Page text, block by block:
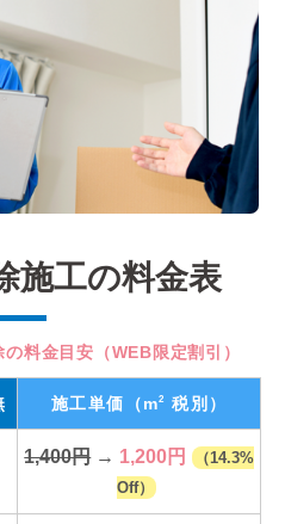
施工の料金表
料金目安（WEB限定割引）
施工単価 （m2 税別）
1,400円→ 1,200円
（14.3%
Off）